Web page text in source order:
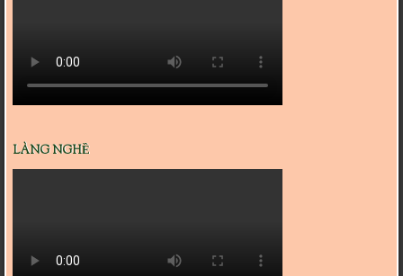
LÀNG NGHỀ